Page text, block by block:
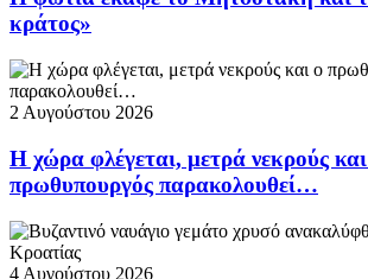
κράτος»
2 Αυγούστου 2026
Η χώρα φλέγεται, μετρά νεκρούς
πρωθυπουργός παρακολουθεί…
4 Αυγούστου 2026